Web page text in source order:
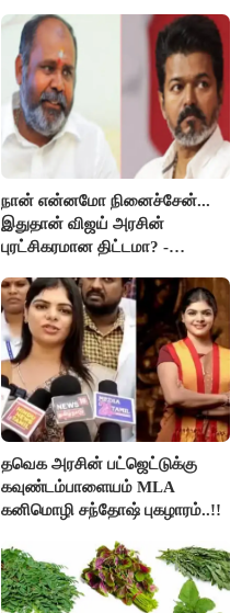
நான் என்னமோ நினைச்சேன்...
இதுதான் விஜய் அரசின்
புரட்சிகரமான திட்டமா? -
தவெக அரசின் பட்ஜெட்டுக்கு
கவுண்டம்பாளையம் MLA
கனிமொழி சந்தோஷ் புகழாரம்..!!